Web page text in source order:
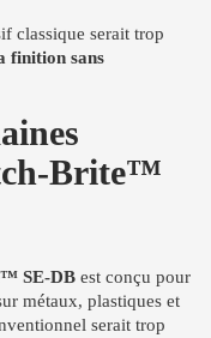
classique serait trop
finition sans
Brite™
SE-DB est conçu pour
métaux, plastiques et
serait trop